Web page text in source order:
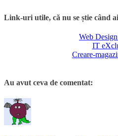
Link-uri utile, că nu se știe când
Web
IT
Creare-
Au avut ceva de comentat: